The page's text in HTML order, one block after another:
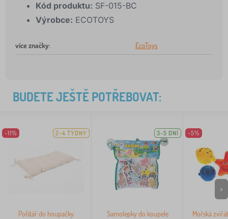
Kód produktu: SF-015-BC
Výrobce: ECOTOYS
více značky: EcoToys
BUDETE JEŠTĚ POTŘEBOVAT:
-11% 2-4 TÝDNY
Polštář do houpačky
3-5 DNÍ
Samolepky do koupele
-5%
Mořská
>